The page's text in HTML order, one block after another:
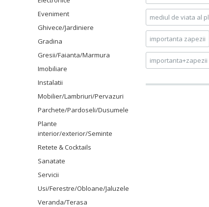
Eveniment
Ghivece/Jardiniere
Gradina
Gresii/Faianta/Marmura
Imobiliare
Instalatii
Mobilier/Lambriuri/Pervazuri
Parchete/Pardoseli/Dusumele
Plante
interior/exterior/Seminte
Retete & Cocktails
Sanatate
Servicii
Usi/Ferestre/Obloane/Jaluzele
Veranda/Terasa
mediul de viata al
importanta zapezii
importanta+zapezii